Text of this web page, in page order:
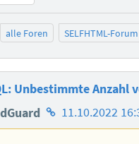
alle Foren SELFHTML-Forum
Unbestimmte Anzahl
Homepage
des
11.10.2022